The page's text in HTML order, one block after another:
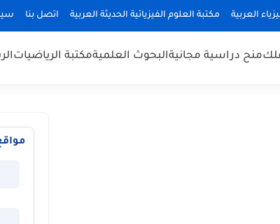
العربية مكتبة العلوم الفيزيائية الحديثة العربية اتصل بنا
منح دراسية مجانيةالبحوث العلميةمكتبة الرياضيات